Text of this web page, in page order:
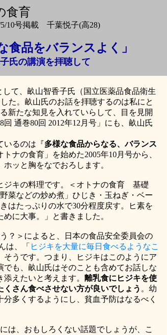
食育
5/10号掲載 千葉悦子(高28)
食品をバランスよく」
氏の講演を拝聴して
て、畝山智香子氏（国立医薬品食品衛生
た。畝山氏のお話を拝聴するのは私にと
新たな知見を入れていらして、目を見開
回 通巻80回 2012年12 月号」にも、畝山氏
いるのは『多様な食品からなる、バランス
トナの食育」を始めた2005年10月号から、
ッと胸をなでおろします。
ジキの料理です。＜オトナの食育 基礎
菜などの炒め煮」ひじき・玉ねぎ・ベー
はたっぷりの水で30分程度戻す。ヒ素を
に大事。」と書きました。
？＞によると、日本の食品安全委員会の
は、「 ヒジキを大量に毎日食べるようなこ
そうです。つまり、ヒジキはこのようにア
も、畝山氏はそのことも含めてお話しな
えたいと考えます。 離乳食にヒジキを使
さん食べさせない方が良いでしょう 。幼
多くするようにし、貧血予防はなるべく
は、おもしろくない話題でしょうが、こ